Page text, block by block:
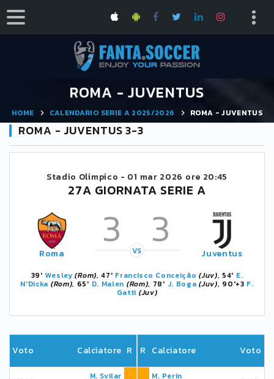
ROMA - JUVENTUS
HOME CALENDARIO SERIE A 2025/2026 ROMA - JUVENTUS
ROMA - JUVENTUS 3-3
Stadio Olimpico - 01 mar 2026 ore 20:45
27A GIORNATA SERIE A
Roma 3 3
VS Juventus
39' Wesley (Rom), 47' Francisco Conceição (Juv), 54' E.
N'Dicka (Rom), 65' D. Malen (Rom), 78' J. Boga (Juv), 90'+3 F.
Gatti (Juv)
Voto Calciatore R
M. Svilar
R Calciatore Voto
M. Perin